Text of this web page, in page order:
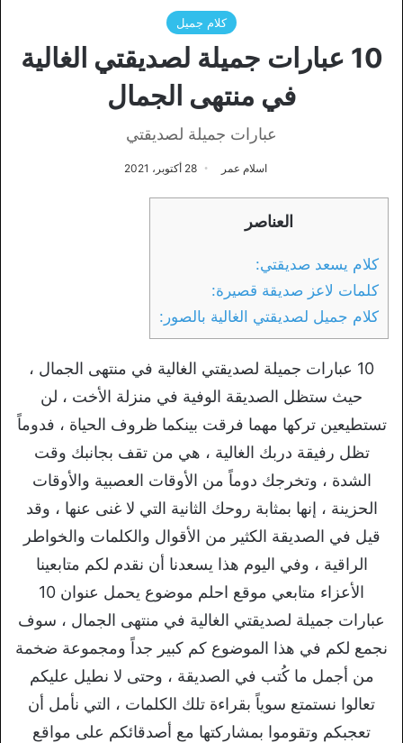
كلام جميل
10 عبارات جميلة لصديقتي الغالية
في منتهى الجمال
عبارات جميلة لصديقتي
اسلام عمر 28 أكتوبر، 2021
العناصر
كلام يسعد صديقتي:
كلمات لاعز صديقة قصيرة:
كلام جميل لصديقتي الغالية بالصور:
10 عبارات جميلة لصديقتي الغالية في منتهى الجمال ،
حيث ستظل الصديقة الوفية في منزلة الأخت ، لن
تستطيعين تركها مهما فرقت بينكما ظروف الحياة ، فدوماً
تظل رفيقة دربك الغالية ، هي من تقف بجانبك وقت
الشدة ، وتخرجك دوماً من الأوقات العصبية والأوقات
الحزينة ، إنها بمثابة روحك الثانية التي لا غنى عنها ، وقد
قيل في الصديقة الكثير من الأقوال والكلمات والخواطر
الراقية ، وفي اليوم هذا يسعدنا أن نقدم لكم متابعينا
الأعزاء متابعي موقع احلم موضوع يحمل عنوان 10
عبارات جميلة لصديقتي الغالية في منتهى الجمال ، سوف
نجمع لكم في هذا الموضوع كم كبير جداً ومجموعة ضخمة
من أجمل ما كُتب في الصديقة ، وحتى لا نطيل عليكم
تعالوا نستمتع سوياً بقراءة تلك الكلمات ، التي نأمل أن
تعجبكم وتقوموا بمشاركتها مع أصدقائكم على مواقع